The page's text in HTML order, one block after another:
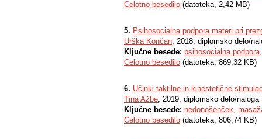
Celotno besedilo (datoteka, 2,42 MB)
5. Psihosocialna podpora materi pri
Urška Končan, 2018, diplomsko delo/
Ključne besede: psihosocialna podpora
Celotno besedilo (datoteka, 869,32 KB)
6. Učinki taktilne in kinestetične
Tina Ažbe, 2019, diplomsko delo/naloga
Ključne besede: nedonošenček,
Celotno besedilo (datoteka, 806,74 KB)